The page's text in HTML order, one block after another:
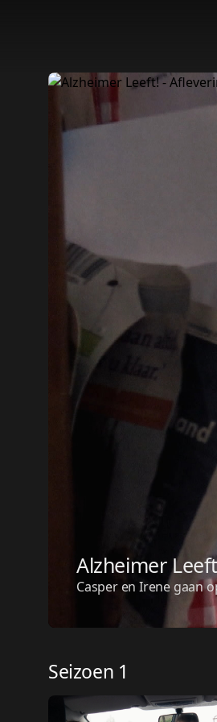
Alzheimer
Casper en Irene gaan
Seizoen 1